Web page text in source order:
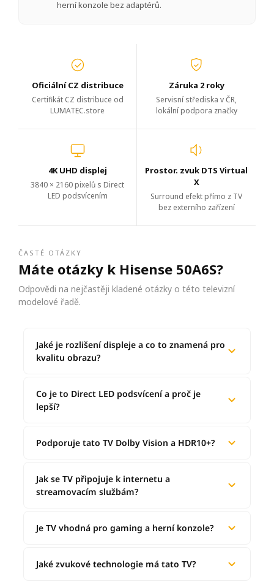
herní konzole bez adaptérů.
Oficiální CZ distribuce
Certifikát CZ distribuce od
LUMATEC.store
Záruka 2 roky
Servisní střediska v ČR,
lokální podpora značky
4K UHD displej
3840 × 2160 pixelů s Direct
LED podsvícením
Prostor. zvuk DTS Virtual
X
Surround efekt přímo z TV
bez externího zařízení
ČASTÉ OTÁZKY
Máte otázky k Hisense 50A6S?
Odpovědi na nejčastěji kladené otázky o této televizní
modelové řadě.
Jaké je rozlišení displeje a co to znamená pro
kvalitu obrazu?
Co je to Direct LED podsvícení a proč je
lepší?
Podporuje tato TV Dolby Vision a HDR10+?
Jak se TV připojuje k internetu a
streamovacím službám?
Je TV vhodná pro gaming a herní konzole?
Jaké zvukové technologie má tato TV?